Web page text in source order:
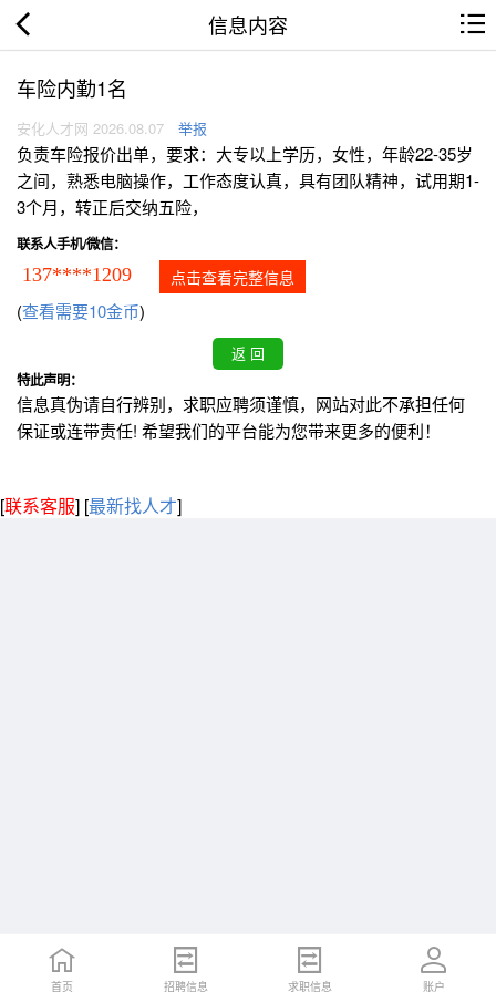
信息内容
车险内勤1名
安化人才网 2026.08.07 举报
负责车险报价出单，要求：大专以上学历，女性，年龄22-35岁
之间，熟悉电脑操作，工作态度认真，具有团队精神，试用期1-
3个月，转正后交纳五险，
联系人手机/微信：
137****1209 点击查看完整信息
(查看需要10金币)
特此声明：
信息真伪请自行辨别，求职应聘须谨慎，网站对此不承担任何
保证或连带责任! 希望我们的平台能为您带来更多的便利！
[联系客服] [最新找人才]
首页 招聘信息 求职信息 账户